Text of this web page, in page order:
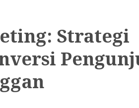
Strategi